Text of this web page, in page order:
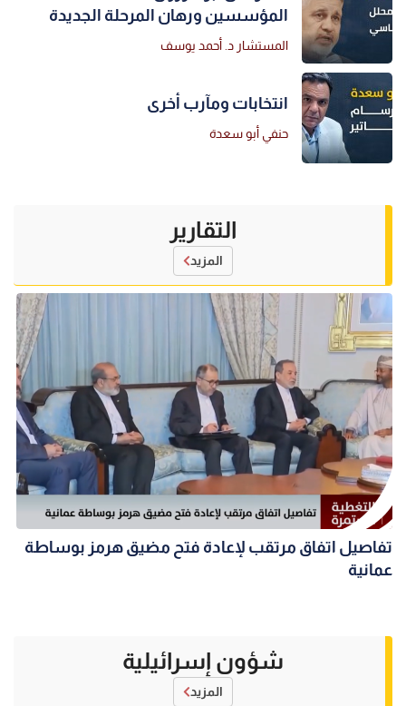
المؤسسين ورهان المرحلة الجديدة
المستشار د. أحمد يوسف
انتخابات ومآرب أخرى
حنفي أبو سعدة
التقارير
المزيد
تفاصيل اتفاق مرتقب لإعادة فتح مضيق هرمز بوساطة
عمانية
شؤون إسرائيلية
المزيد